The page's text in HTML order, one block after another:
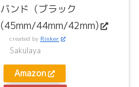
バンド（ブラック
(45mm/44mm/42mm)
created by Rinker
Sakulaya
Amazon